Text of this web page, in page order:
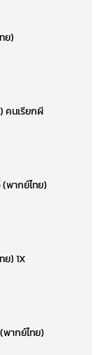
ย)
คนเรียกผี
(พากย์ไทย)
ย) 1X
ากย์ไทย)